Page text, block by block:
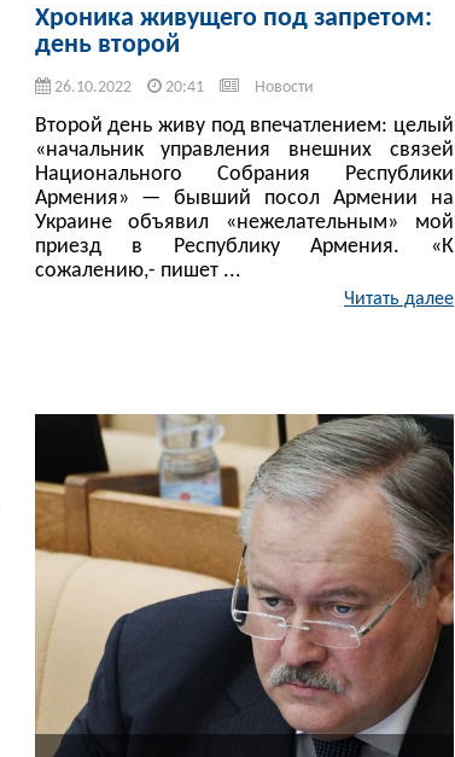
Хроника живущего под запретом:
день второй
26.10.2022 20:41 Новости
Второй день живу под впечатлением: целый
«начальник управления внешних связей
Национального Собрания Республики
Армения» — бывший посол Армении на
Украине объявил «нежелательным» мой
приезд в Республику Армения. «К
сожалению,- пишет ...
Читать далее